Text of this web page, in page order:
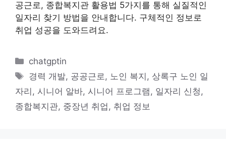
공근로, 종합복지관 활용법 5가지를 통해 실질적인
일자리 찾기 방법을 안내합니다. 구체적인 정보로
취업 성공을 도와드려요.
카
테
고
리
chatgptin
태
그
경력 개발, 공공근로 , 노인 복지 , 상록구 노인 일
자리 , 시니어 알바, 시니어 프로그램 , 일자리 신청 ,
종합복지관, 중장년 취업 , 취업 정보